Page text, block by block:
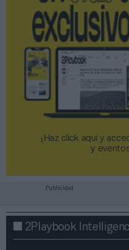
¡Haz click aquí y
y
Publicidad
2Playbook